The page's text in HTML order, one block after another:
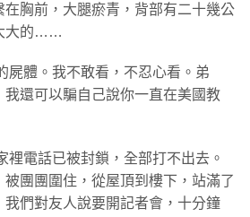
胸前，大腿瘀青，背部有二十幾公
大的……
體。我不敢看，不忍心看。弟
我還可以騙自己說你一直在美國教
電話已被封鎖，全部打不出去。
團團圍住，從屋頂到樓下，站滿了
們對友人說要開記者會，十分鐘